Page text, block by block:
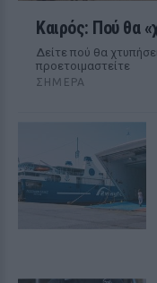
Καιρός: Πού θα
Δείτε πού θα
προετοιμαστείτε
ΣΉΜΕΡΑ